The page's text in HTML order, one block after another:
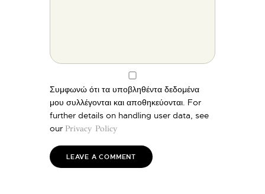
Συμφωνώ ότι τα υποβληθέντα δεδομένα
μου συλλέγονται και αποθηκεύονται. For
further details on handling user data, see
our Privacy Policy